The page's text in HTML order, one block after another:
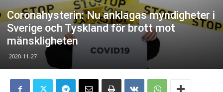
Coronahysterin: Nu anklagas myndigheter i
Sverige och Tyskland för brott mot
mänskligheten
2020-11-27